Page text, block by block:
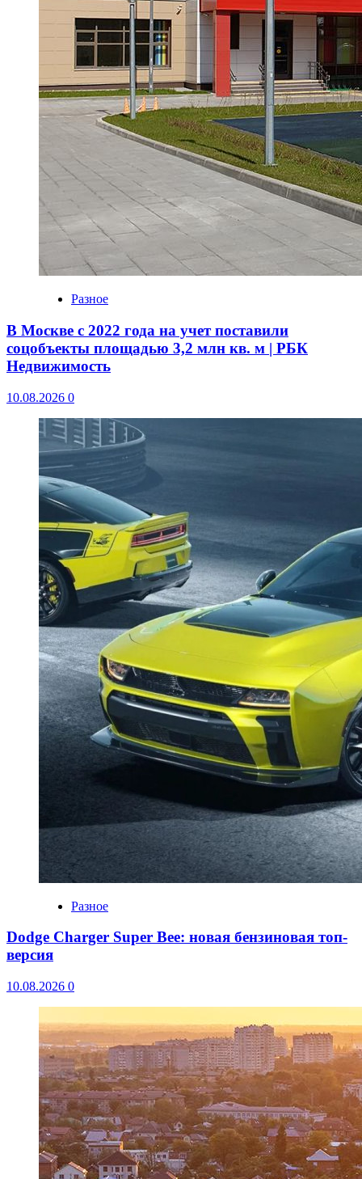
Разное
В Москве с 2022 года на учет поставили
соцобъекты площадью 3,2 млн кв. м | РБК
Недвижимость
10.08.2026 0
Разное
Dodge Charger Super Bee: новая бензиновая топ-
версия
10.08.2026 0